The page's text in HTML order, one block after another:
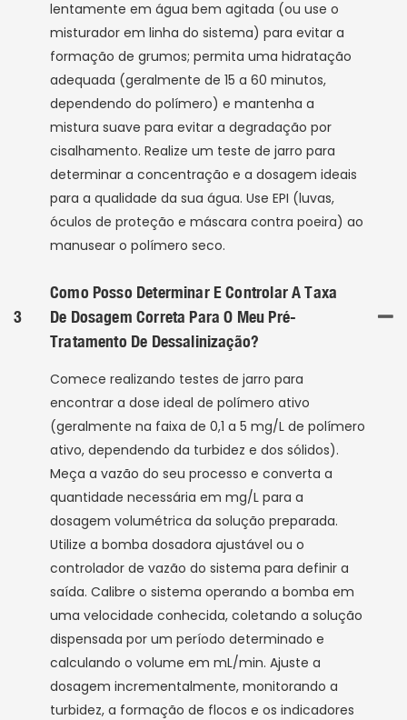
lentamente em água bem agitada (ou use o
misturador em linha do sistema) para evitar a
formação de grumos; permita uma hidratação
adequada (geralmente de 15 a 60 minutos,
dependendo do polímero) e mantenha a
mistura suave para evitar a degradação por
cisalhamento. Realize um teste de jarro para
determinar a concentração e a dosagem ideais
para a qualidade da sua água. Use EPI (luvas,
óculos de proteção e máscara contra poeira) ao
manusear o polímero seco.
3
Como Posso Determinar E Controlar A Taxa
De Dosagem Correta Para O Meu Pré-
Tratamento De Dessalinização?
Comece realizando testes de jarro para
encontrar a dose ideal de polímero ativo
(geralmente na faixa de 0,1 a 5 mg/L de polímero
ativo, dependendo da turbidez e dos sólidos).
Meça a vazão do seu processo e converta a
quantidade necessária em mg/L para a
dosagem volumétrica da solução preparada.
Utilize a bomba dosadora ajustável ou o
controlador de vazão do sistema para definir a
saída. Calibre o sistema operando a bomba em
uma velocidade conhecida, coletando a solução
dispensada por um período determinado e
calculando o volume em mL/min. Ajuste a
dosagem incrementalmente, monitorando a
turbidez, a formação de flocos e os indicadores